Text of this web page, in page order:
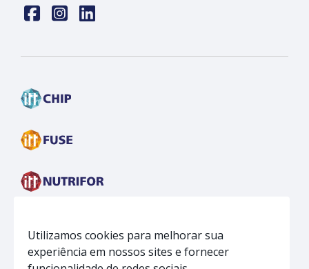
Utilizamos cookies para melhorar sua
experiência em nossos sites e fornecer